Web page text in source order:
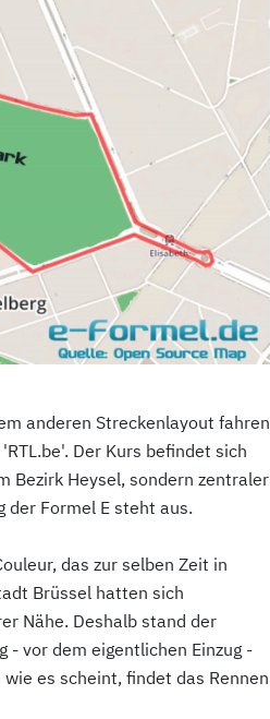
anderen Streckenlayout fahren
Der Kurs befindet sich
Bezirk Heysel, sondern zentraler
der Formel E steht aus.
das zur selben Zeit in
Brüssel hatten sich
Nähe. Deshalb stand der
- vor dem eigentlichen Einzug -
es scheint, findet das Rennen